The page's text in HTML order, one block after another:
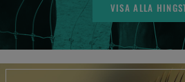
VISA ALLA